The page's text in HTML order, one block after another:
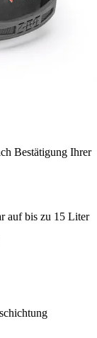
Bestätigung Ihrer
auf bis zu 15 Liter